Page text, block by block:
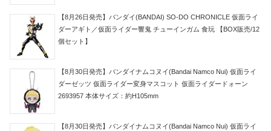
【8月26日発売】バンダイ(BANDAI) SO-DO CHRONICLE 仮面ライ
ダーアギト／仮面ライダー響鬼 チューインガム 食玩 【BOX販売/12
個セット】
【8月30日発売】バンダイナムコヌイ(Bandai Namco Nui) 仮面ライ
ダーゼッツ 仮面ライダー変身マスコット 仮面ライダードォーン
2693957 本体サイズ：約H105mm
【8月30日発売】バンダイナムコヌイ(Bandai Namco Nui) 仮面ライ